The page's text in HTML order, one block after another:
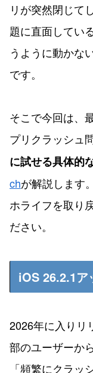
リが突然閉じて
題に直面してい
うように動かな
です。
そこで今回は、
プリクラッシュ
に試せる具体的
chが解説します
ホライフを取り
ださい。
iOS 26.2.1ア
2026年に入りリ
部のユーザーか
「頻繁にクラッ